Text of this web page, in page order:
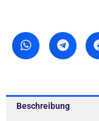
Beschreibung